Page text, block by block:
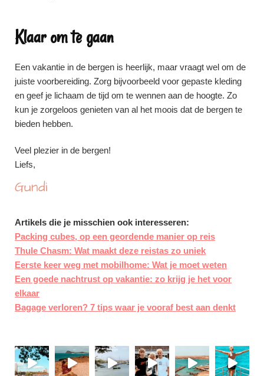
Klaar om te gaan
Een vakantie in de bergen is heerlijk, maar vraagt wel om de
juiste voorbereiding. Zorg bijvoorbeeld voor gepaste kleding
en geef je lichaam de tijd om te wennen aan de hoogte. Zo
kun je zorgeloos genieten van al het moois dat de bergen te
bieden hebben.
Veel plezier in de bergen!
Liefs,
Gundi
Artikels die je misschien ook interesseren:
Packing cubes, op een geordende manier op reis
Thule Chasm: Wat maakt deze reistas zo uniek
Eerste keer weg met mobilhome: Wat je moet weten
Een goede nachtrust op vakantie: zo krijg je het voor
elkaar
Bagage verloren? 7 tips waar je vooraf best aan denkt